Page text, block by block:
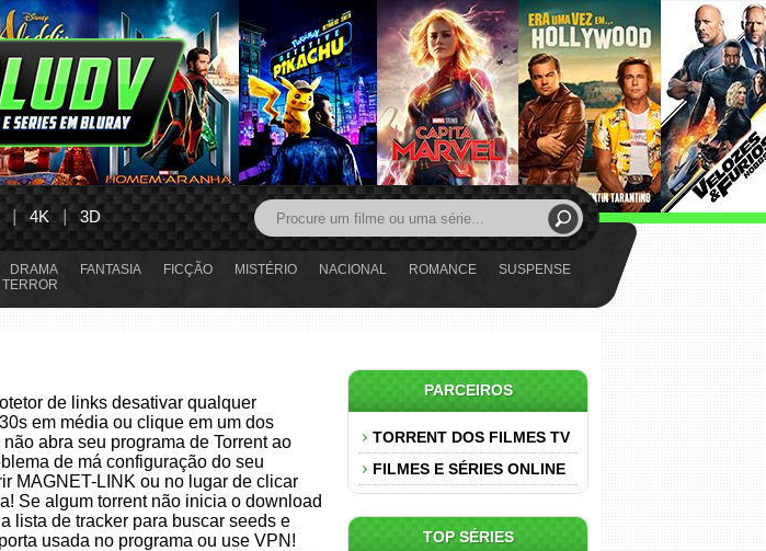
4K 3D
DRAMA FANTASIA FICÇÃO MISTÉRIO NACIONAL ROMANCE
SUSPENSE
TERROR
de links desativar qualquer
em média ou clique em um dos
abra seu programa de Torrent ao
de má configuração do seu
MAGNET-LINK ou no lugar de clicar
Se algum torrent não inicia o download
lista de tracker para buscar seeds e
usada no programa ou use VPN!
PARCEIROS
TORRENT DOS FILMES TV
FILMES E SÉRIES ONLINE
TOP SÉRIES